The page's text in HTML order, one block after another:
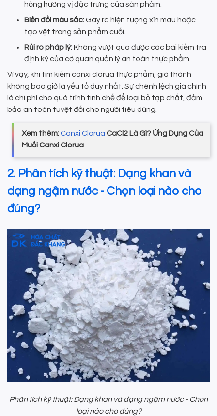
hỏng hương vị đặc trưng của sản phẩm.
Biến đổi màu sắc:Gây ra hiện tượng xỉn màu hoặc
tạo vệt trong sản phẩm cuối.
Rủi ro pháp lý:Không vượt qua được các bài kiểm tra
định kỳ của cơ quan quản lý an toàn thực phẩm.
Vì vậy, khi tìm kiếm canxi clorua thực phẩm, giá thành
không bao giờ là yếu tố duy nhất. Sự chênh lệch giá chính
là chi phí cho quá trình tinh chế để loại bỏ tạp chất, đảm
bảo an toàn tuyệt đối cho người tiêu dùng.
Xem thêm:Canxi Clorua CaCl2 Là Gì? Ứng Dụng Của
Muối Canxi Clorua
2. Phân tích kỹ thuật: Dạng khan và
dạng ngậm nước - Chọn loại nào cho
đúng?
Phân tích kỹ thuật: Dạng khan và dạng ngậm nước - Chọn
loại nào cho đúng?